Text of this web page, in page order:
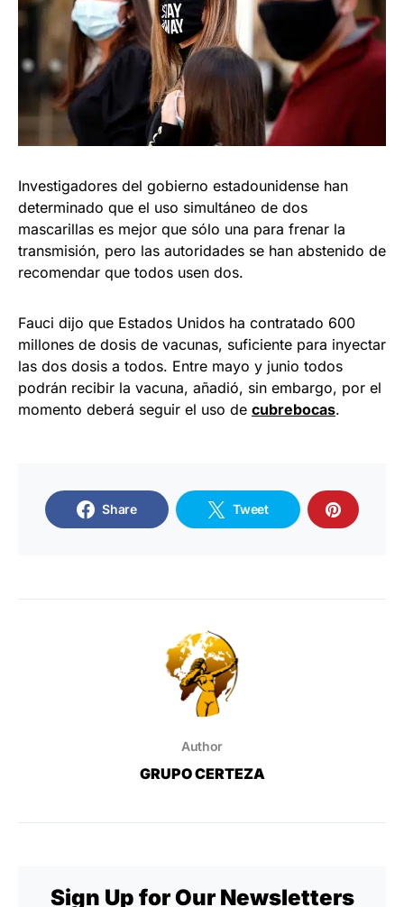
Investigadores del gobierno estadounidense han
determinado que el uso simultáneo de dos
mascarillas es mejor que sólo una para frenar la
transmisión, pero las autoridades se han abstenido de
recomendar que todos usen dos.
Fauci dijo que Estados Unidos ha contratado 600
millones de dosis de vacunas, suficiente para inyectar
las dos dosis a todos. Entre mayo y junio todos
podrán recibir la vacuna, añadió, sin embargo, por el
momento deberá seguir el uso de cubrebocas.
Share Tweet
Author
GRUPO CERTEZA
Sign Up for Our Newsletters